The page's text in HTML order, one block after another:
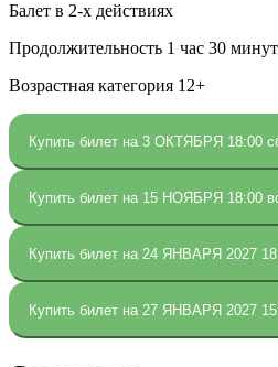
Балет в 2-х действиях
Продолжительность 1 час 30 минут
Возрастная категория 12+
Купить билет на 3 ОКТЯБРЯ 18:00
Купить билет на 15 НОЯБРЯ 18:00
Купить билет на 24 ЯНВАРЯ 2027
Купить билет на 27 ЯНВАРЯ 2027